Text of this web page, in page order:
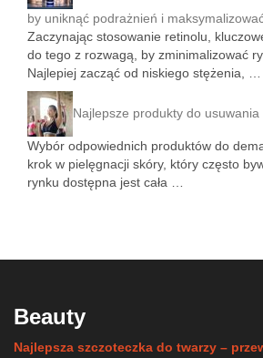
by uniknąć podrażnień i
Zaczynając stosowanie retinolu,
do tego z rozwagą, by zminimalizować
Najlepiej zacząć od niskiego stężenia, …
Najlepsze produkty do usuwania
Wybór odpowiednich produktów do
krok w pielęgnacji skóry, który często
rynku dostępna jest cała …
Beauty
Najlepsza szczoteczka do twarzy –